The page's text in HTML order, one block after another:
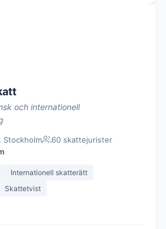
och internationell
Stockholm
60 skattejurister
Internationell skatterätt
Skattetvist